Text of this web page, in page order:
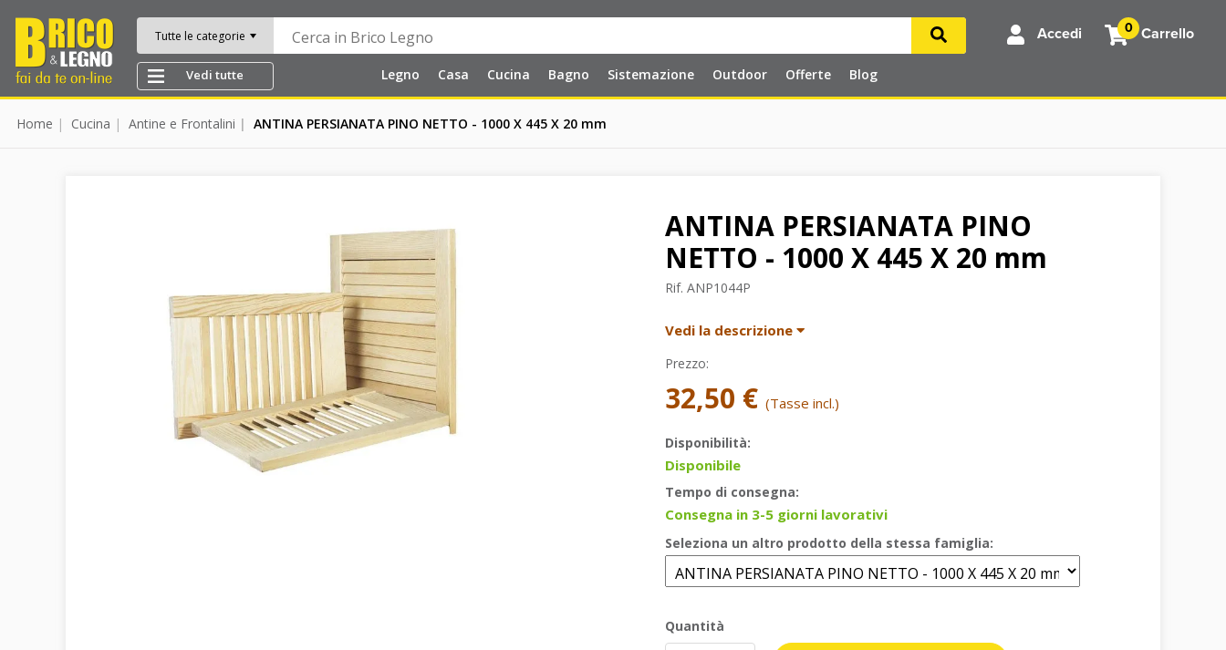
Tutte le categorie
Vedi tutte Legno Casa Cucina Bagno Sistemazione Outdoor Offerte Blog
Carrello
0
Accedi
Home Cucina Antine e Frontalini ANTINA PERSIANATA PINO NETTO - 1000 X 445 X 20 mm
ANTINA PERSIANATA PINO
NETTO - 1000 X 445 X 20 mm
Rif. ANP1044P
Vedi la descrizione
Prezzo:
32,50 € (Tasse incl.)
Disponibilità:
Disponibile
Tempo di consegna:
Consegna in 3-5 giorni lavorativi
Seleziona un altro prodotto della stessa famiglia:
Quantità